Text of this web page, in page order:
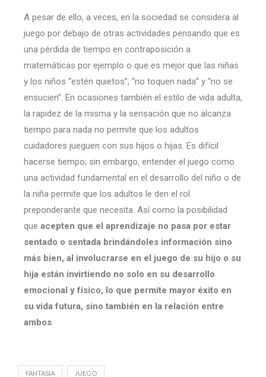
A pesar de ello, a veces, en la sociedad se considera al
juego por debajo de otras actividades pensando que es
una pérdida de tiempo en contraposición a
matemáticas por ejemplo o que es mejor que las niñas
y los niños “estén quietos”, “no toquen nada” y “no se
ensucien”. En ocasiones también el estilo de vida adulta,
la rapidez de la misma y la sensación que no alcanza
tiempo para nada no permite que los adultos
cuidadores jueguen con sus hijos o hijas. Es difícil
hacerse tiempo; sin embargo, entender el juego como
una actividad fundamental en el desarrollo del niño o de
la niña permite que los adultos le den el rol
preponderante que necesita. Así como la posibilidad
que acepten que el aprendizaje no pasa por estar
sentado o sentada brindándoles información sino
más bien, al involucrarse en el juego de su hijo o su
hija están invirtiendo no solo en su desarrollo
emocional y físico, lo que permite mayor éxito en
su vida futura, sino también en la relación entre
ambos.
FANTASIA JUEGO